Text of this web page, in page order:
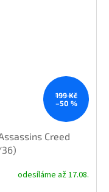
199 Kč
–50 %
Creed
odesíláme až 17.08.